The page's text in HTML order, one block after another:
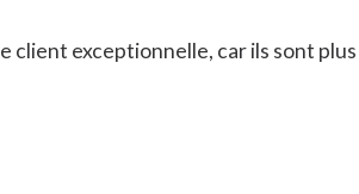
exceptionnelle, car ils sont